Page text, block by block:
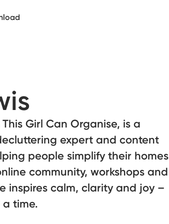
Girl Can Organise, is a
expert and content
people simplify their homes
community, workshops and
inspires calm, clarity and joy –
time.